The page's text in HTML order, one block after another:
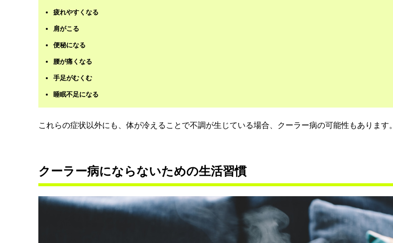
疲れやすくなる
肩がこる
便秘になる
腰が痛くなる
手足がむくむ
睡眠不足になる
これらの症状以外にも、体が冷えることで不調が生じている場合、クーラー病の可能性もあります。
クーラー病にならないための生活習慣